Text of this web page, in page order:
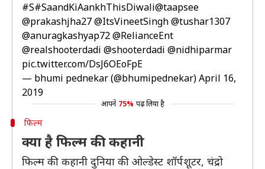
#S#SaandKiAankhThisDiwali@taapsee
@prakashjha27@ItsVineetSingh@tushar1307
@anuragkashyap72@RelianceEnt
@realshooterdadi @shooterdadi @nidhiparmar
pic.twitter.com/DsJ6OEoFpE
— bhumi pednekar (@bhumipednekar)April 16,
2019
आपने 75% पढ़ लिया है
फिल्म
क्या है फिल्म की कहानी
फिल्म की कहानी दुनिया की ओल्डेस्ट शॉर्पशूटर, चंद्रो